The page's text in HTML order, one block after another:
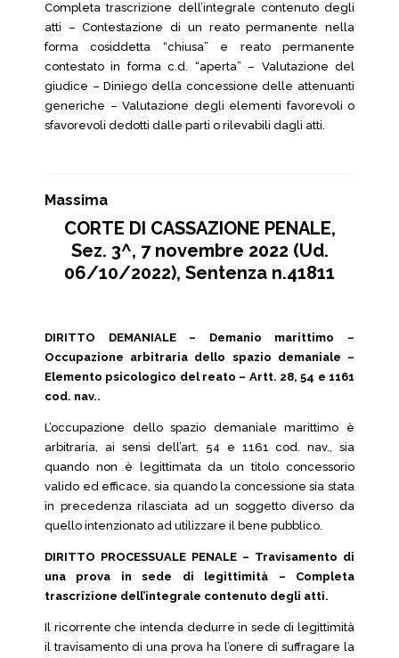
Completa trascrizione dell’integrale contenuto degli
atti – Contestazione di un reato permanente nella
forma cosiddetta “chiusa” e reato permanente
contestato in forma c.d. “aperta” – Valutazione del
giudice – Diniego della concessione delle attenuanti
generiche – Valutazione degli elementi favorevoli o
sfavorevoli dedotti dalle parti o rilevabili dagli atti.
Massima
CORTE DI CASSAZIONE PENALE,
Sez. 3^, 7 novembre 2022 (Ud.
06/10/2022), Sentenza n.41811
DIRITTO DEMANIALE – Demanio marittimo –
Occupazione arbitraria dello spazio demaniale –
Elemento psicologico del reato – Artt. 28, 54 e 1161
cod. nav..
L’occupazione dello spazio demaniale marittimo è
arbitraria, ai sensi dell’art. 54 e 1161 cod. nav., sia
quando non è legittimata da un titolo concessorio
valido ed efficace, sia quando la concessione sia stata
in precedenza rilasciata ad un soggetto diverso da
quello intenzionato ad utilizzare il bene pubblico.
DIRITTO PROCESSUALE PENALE – Travisamento di
una prova in sede di legittimità – Completa
trascrizione dell’integrale contenuto degli atti.
Il ricorrente che intenda dedurre in sede di legittimità
il travisamento di una prova ha l’onere di suffragare la